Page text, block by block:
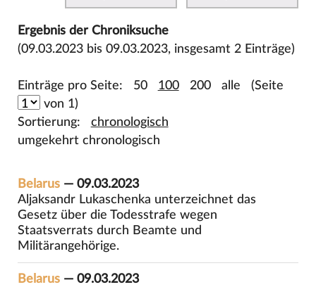
Ergebnis der Chroniksuche
(09.03.2023 bis 09.03.2023, insgesamt 2 Einträge)
Einträge pro Seite: 50 100 200 alle (Seite
von 1)
Sortierung: chronologisch
umgekehrt chronologisch
Belarus— 09.03.2023
Aljaksandr Lukaschenka unterzeichnet das
Gesetz über die Todesstrafe wegen
Staatsverrats durch Beamte und
Militärangehörige.
Belarus— 09.03.2023